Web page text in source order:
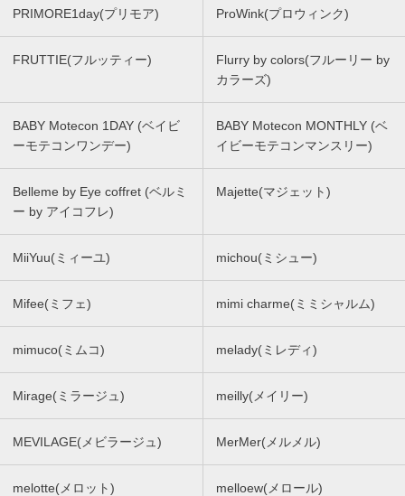
PRIMORE1day(プリモア) ProWink(プロウィンク)
FRUTTIE(フルッティー)
Flurry by colors(フルーリー by
カラーズ)
BABY Motecon 1DAY (ベイビ
ーモテコンワンデー)
BABY Motecon MONTHLY (ベ
イビーモテコンマンスリー)
Belleme by Eye coffret (ベルミ
ー by アイコフレ)
Majette(マジェット)
MiiYuu(ミィーユ) michou(ミシュー)
Mifee(ミフェ) mimi charme(ミミシャルム)
mimuco(ミムコ) melady(ミレディ)
Mirage(ミラージュ) meilly(メイリー)
MEVILAGE(メビラージュ) MerMer(メルメル)
melotte(メロット) melloew(メロール)